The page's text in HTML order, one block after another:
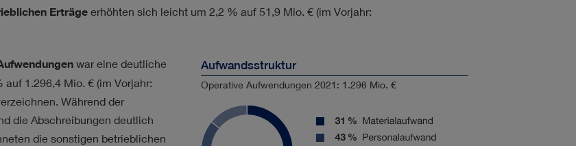
Erträgeerhöhten sich leicht um 2,2 % auf 51,9 Mio. €(im Vorjahr:
Aufwandsstruktur
Operative Aufwendungen 2021: 1.296 Mio. €
war eine deutliche
auf 1.296,4 Mio. €(im Vorjahr:
Während der
die Abschreibungen deutlich
die sonstigen betrieblichen